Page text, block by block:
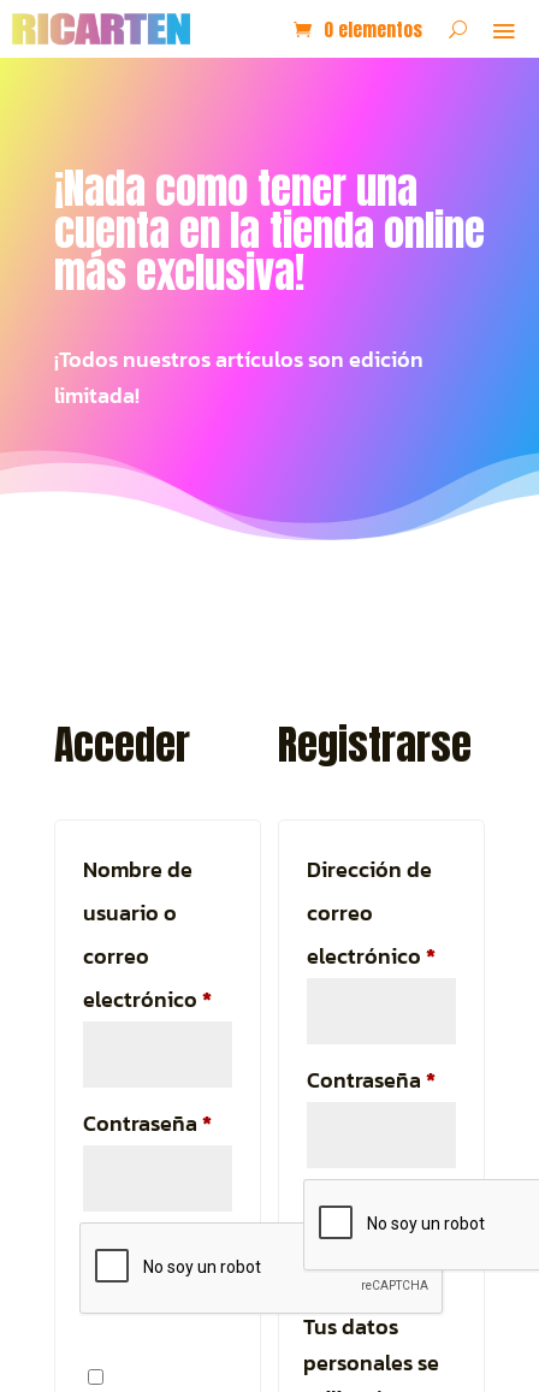
0 elementos
¡Nada como tener una
cuenta en la tienda online
más exclusiva!
¡Todos nuestros artículos son edición
limitada!
Acceder
Nombre de
usuario o
correo
electrónico*Obligatorio
Contraseña*Obligatorio
Registrarse
Dirección de
correo
electrónico*
Contraseña*
Tus datos
personales se